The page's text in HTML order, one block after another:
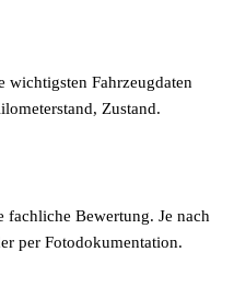
wichtigsten Fahrzeugdaten
Zustand.
fachliche Bewertung. Je nach
per Fotodokumentation.